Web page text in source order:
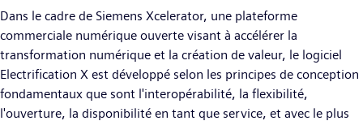
Dans le cadre de Siemens Xcelerator, une plateforme
commerciale numérique ouverte visant à accélérer la
transformation numérique et la création de valeur, le logiciel
Electrification X est développé selon les principes de conception
fondamentaux que sont l'interopérabilité, la flexibilité,
l'ouverture, la disponibilité en tant que service, et avec le plus